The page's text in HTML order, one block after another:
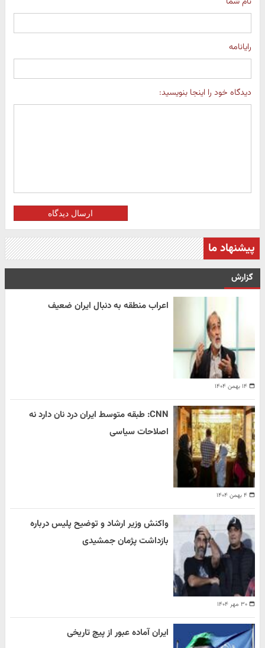
رایانامه
دیدگاه خود را اینجا بنویسید:
ارسال دیدگاه
پیشنهاد ما
گزارش
۱۴ بهمن ۱۴۰۴
اعراب منطقه به دنبال ایران ضعیف
۴ بهمن ۱۴۰۴
CNN: طبقه متوسط ایران درد نان دارد نه
اصلاحات سیاسی
۳۰ مهر ۱۴۰۴
واکنش وزیر ارشاد و توضیح پلیس درباره
بازداشت پژمان جمشیدی
ایران آماده عبور از پیچ تاریخی